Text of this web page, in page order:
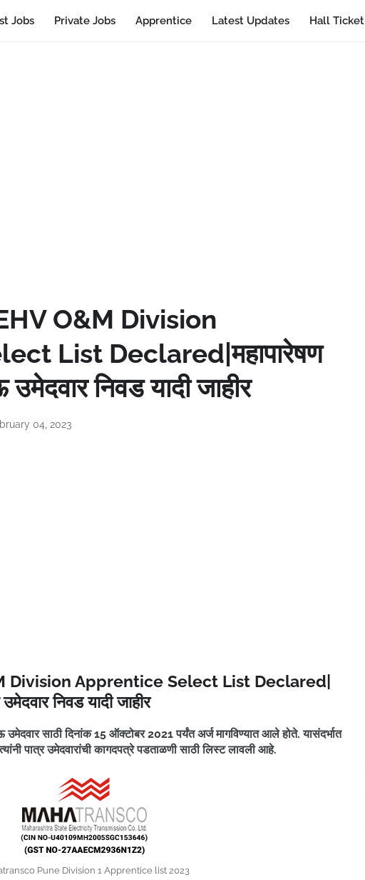
Jobs Private Jobs Apprentice Latest Updates Hall Ticket
O&M Division
List Declared|महापारेषण
निवड यादी जाहीर
04, 2023
Division Apprentice Select List Declared|
निवड यादी जाहीर
उमेदवार साठी दिनांक 15 ऑक्टोबर 2021 पर्यंत अर्ज मागविण्यात आले होते. यासंदर्भात
पात्र उमेदवारांची कागदपत्रे पडताळणी साठी लिस्ट लावली आहे.
Pune Division 1 Apprentice list 2023